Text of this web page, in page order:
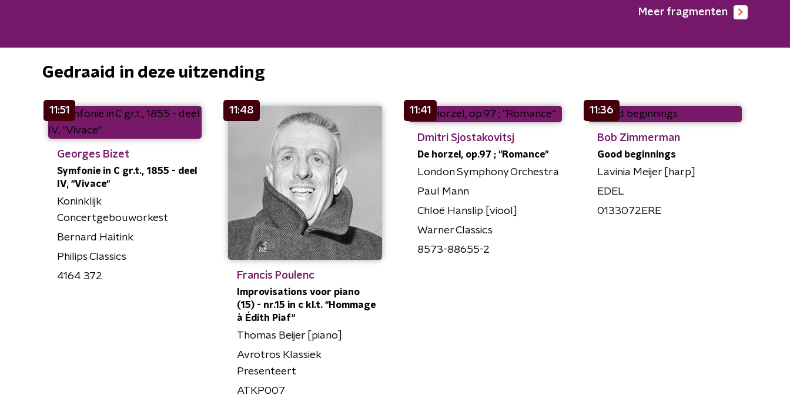
Meer fragmenten
Gedraaid in deze uitzending
11:51
Georges Bizet
Symfonie in C gr.t., 1855 - deel
IV, "Vivace"
Koninklijk
Concertgebouworkest
Bernard Haitink
Philips Classics
4164 372
11:48
Francis Poulenc
Improvisations voor piano
(15) - nr.15 in c kl.t. "Hommage
à Édith Piaf"
Thomas Beijer [piano]
Avrotros Klassiek
Presenteert
ATKP007
11:41
Dmitri Sjostakovitsj
De horzel, op.97 ; "Romance"
London Symphony Orchestra
Paul Mann
Chloë Hanslip [viool]
Warner Classics
8573-88655-2
11:36
Bob Zimmerman
Good beginnings
Lavinia Meijer [harp]
EDEL
0133072ERE